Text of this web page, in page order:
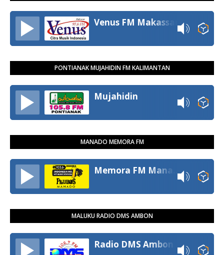
Venus FM Makassar
PONTIANAK MUJAHIDIN FM KALIMANTAN
Mujahidin
MANADO MEMORA FM
MALUKU RADIO DMS AMBON
Radio DMS Ambon